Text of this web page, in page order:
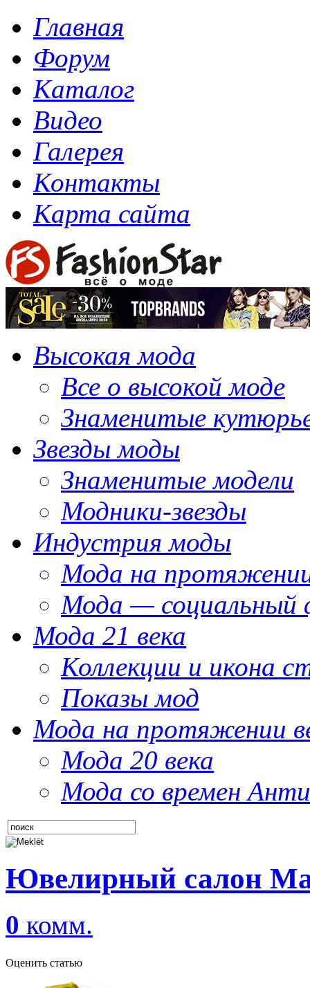
Главная
Форум
Каталог
Видео
Галерея
Контакты
Карта сайта
Высокая мода
Все о высокой моде
Знаменитые
Звезды моды
Знаменитые модели
Модники-звезды
Индустрия моды
Мода на
Мода — социальный
Мода 21 века
Коллекции и икона
Показы мод
Мода на протяжении
Мода 20 века
Мода со времен
Ювелирный салон
0 комм.
Оценить статью